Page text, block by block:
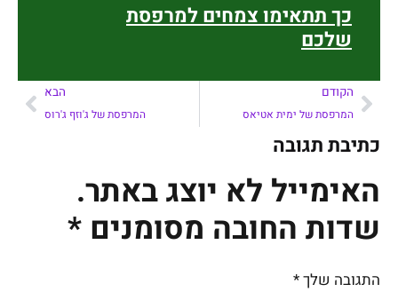
כך תתאימו צמחים למרפסת
שלכם
הקודם
המרפסת של ימית אטיאס
הבא
המרפסת של ג'וזף ג'רוס
כתיבת תגובה
האימייל לא יוצג באתר.
שדות החובה מסומנים *
התגובה שלך*